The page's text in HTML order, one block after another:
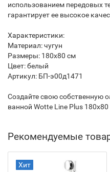
использованием передовых
гарантирует ее высокое
Характеристики:
Материал: чугун
Размеры: 180x80 см
Цвет: белый
Артикул: БП-э00д1471
Создайте свою собственную
ванной Wotte Line Plus
Рекомендуемые
Хит